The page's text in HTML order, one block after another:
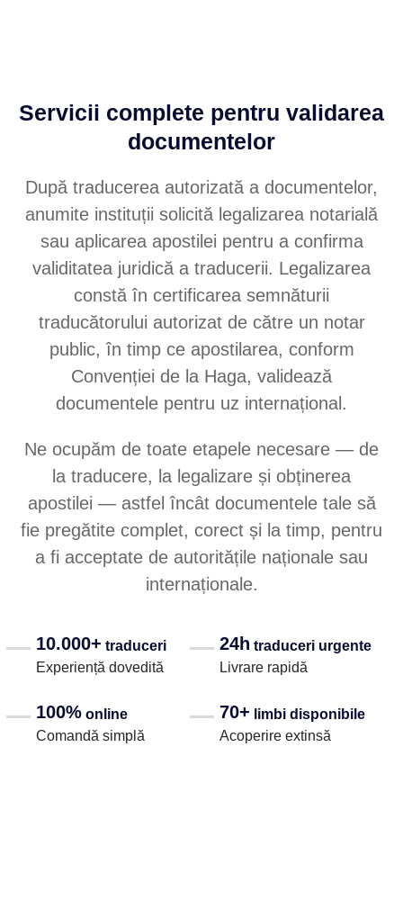
Servicii complete pentru validarea
documentelor
După traducerea autorizată a documentelor,
anumite instituții solicită legalizarea notarială
sau aplicarea apostilei pentru a confirma
validitatea juridică a traducerii. Legalizarea
constă în certificarea semnăturii
traducătorului autorizat de către un notar
public, în timp ce apostilarea, conform
Convenției de la Haga, validează
documentele pentru uz internațional.
Ne ocupăm de toate etapele necesare — de
la traducere, la legalizare și obținerea
apostilei — astfel încât documentele tale să
fie pregătite complet, corect și la timp, pentru
a fi acceptate de autoritățile naționale sau
internaționale.
10.000+ traduceri
Experiență dovedită
24h traduceri urgente
Livrare rapidă
100% online
Comandă simplă
70+ limbi disponibile
Acoperire extinsă